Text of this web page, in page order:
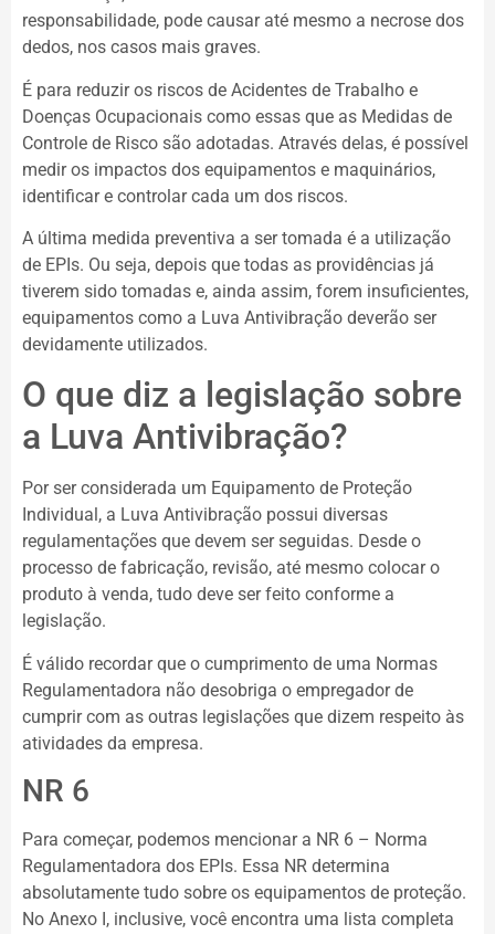
responsabilidade, pode causar até mesmo a necrose dos
dedos, nos casos mais graves.
É para reduzir os riscos de Acidentes de Trabalho e
Doenças Ocupacionais como essas que as Medidas de
Controle de Risco são adotadas. Através delas, é possível
medir os impactos dos equipamentos e maquinários,
identificar e controlar cada um dos riscos.
A última medida preventiva a ser tomada é a utilização
de EPIs. Ou seja, depois que todas as providências já
tiverem sido tomadas e, ainda assim, forem insuficientes,
equipamentos como a Luva Antivibração deverão ser
devidamente utilizados.
O que diz a legislação sobre
a Luva Antivibração?
Por ser considerada um Equipamento de Proteção
Individual, a Luva Antivibração possui diversas
regulamentações que devem ser seguidas. Desde o
processo de fabricação, revisão, até mesmo colocar o
produto à venda, tudo deve ser feito conforme a
legislação.
É válido recordar que o cumprimento de uma Normas
Regulamentadora não desobriga o empregador de
cumprir com as outras legislações que dizem respeito às
atividades da empresa.
NR 6
Para começar, podemos mencionar a NR 6 – Norma
Regulamentadora dos EPIs. Essa NR determina
absolutamente tudo sobre os equipamentos de proteção.
No Anexo I, inclusive, você encontra uma lista completa